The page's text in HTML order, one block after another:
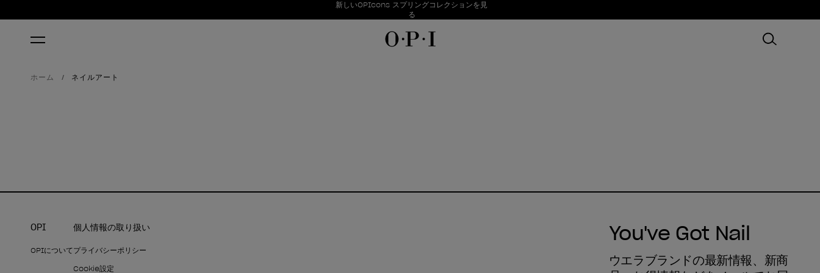
お得情報新しいOPIcons スプリングコレクションを見
る
Item 1 of 1
ホーム ネイルアート
OPI
OPIについて
個人情報の取り扱い
プライバシーポリシー
Cookie設定
You've Got Nail
ウエラブランドの最新情報、新商